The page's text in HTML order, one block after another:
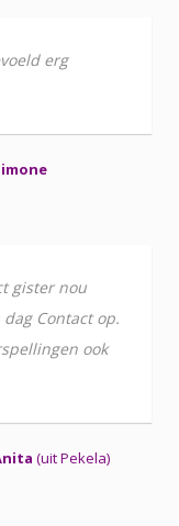
erg
gister nou
Contact op.
ook
(uit Pekela)